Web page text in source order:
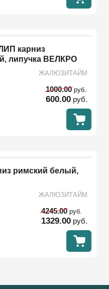
карниз
липучка ВЕЛКРО
ЖАЛЮЗИТАЙМ
1000.00руб.
600.00 руб.
римский белый,
ЖАЛЮЗИТАЙМ
4245.00руб.
1329.00 руб.